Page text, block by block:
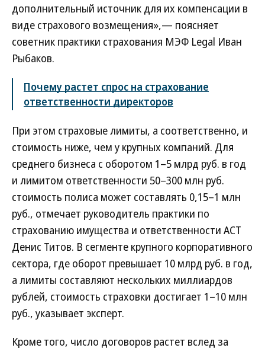
дополнительный источник для их компенсации в
виде страхового возмещения»,— поясняет
советник практики страхования МЭФ Legal Иван
Рыбаков.
Почему растет спрос на страхование
ответственности директоров
При этом страховые лимиты, а соответственно, и
стоимость ниже, чем у крупных компаний. Для
среднего бизнеса с оборотом 1–5 млрд руб. в год
и лимитом ответственности 50–300 млн руб.
стоимость полиса может составлять 0,15–1 млн
руб., отмечает руководитель практики по
страхованию имущества и ответственности АСТ
Денис Титов. В сегменте крупного корпоративного
сектора, где оборот превышает 10 млрд руб. в год,
а лимиты составляют нескольких миллиардов
рублей, стоимость страховки достигает 1–10 млн
руб., указывает эксперт.
Кроме того, число договоров растет вслед за